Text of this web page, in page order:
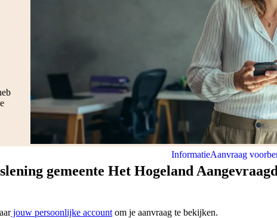
InformatieAanvraag
gemeente Het Hogeland Aangevraagd
jouw persoonlijke account om je aanvraag te bekijken.